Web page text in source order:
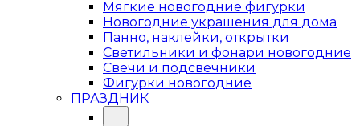
Мягкие новогодние фигурки
Новогодние украшения для дома
Панно, наклейки, открытки
Светильники и фонари новогодние
Свечи и подсвечники
Фигурки новогодние
ПРАЗДНИК